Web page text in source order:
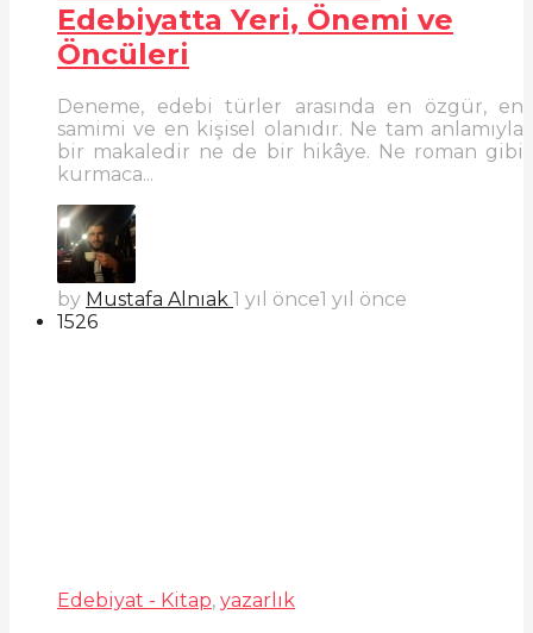
Edebiyatta Yeri, Önemi ve
Öncüleri
Deneme, edebi türler arasında en özgür, en
samimi ve en kişisel olanıdır. Ne tam anlamıyla
bir makaledir ne de bir hikâye. Ne roman gibi
kurmaca...
by Mustafa Alnıak 1 yıl önce1 yıl önce
1526
Edebiyat - Kitap, yazarlık